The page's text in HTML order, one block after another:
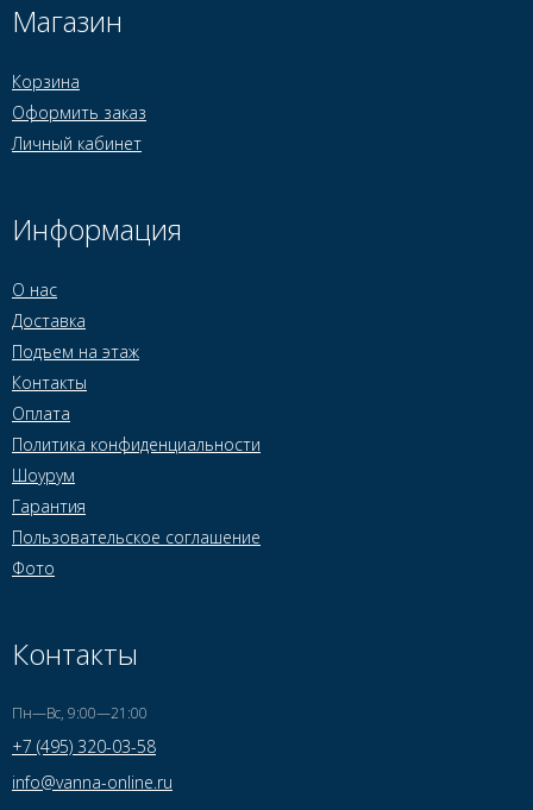
Магазин
Корзина
Оформить заказ
Личный кабинет
Информация
О нас
Доставка
Подъем на этаж
Контакты
Оплата
Политика конфиденциальности
Шоурум
Гарантия
Пользовательское соглашение
Фото
Контакты
Пн—Вс, 9:00—21:00
+7 (495) 320-03-58
info@vanna-online.ru